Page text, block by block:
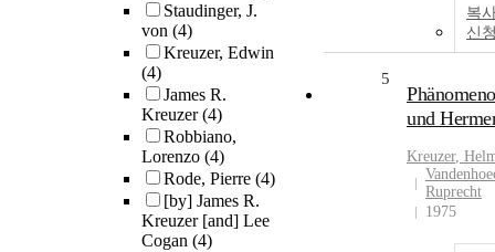
Staudinger, J.
von (4)
Kreuzer, Edwin
(4)
James R.
Kreuzer(4)
Robbiano,
Lorenzo (4)
Rode, Pierre (4)
[by] James R.
Kreuzer [and] Lee
Cogan (4)
복
신
5
und
Kreuzer,
Ruprecht
1975